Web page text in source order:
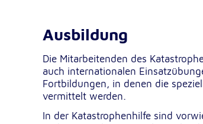
Ausbildung
Die Mitarbeitenden des
auch internationalen
Fortbildungen, in denen die
vermittelt werden.
In der Katastrophenhilfe sind
Name: _ga, _gid, _gac_gb_
Anbieter: Google LLC
Zweck:
Erhebung von
Nutzung
Cookie Laufzeit: 24 Stunden - 2 Jahre